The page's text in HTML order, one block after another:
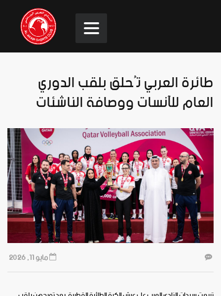
طائرة العربي تُحلق بلقب الدوري
العام للآنسات ووصافة الناشئات
مايو 11, 2026